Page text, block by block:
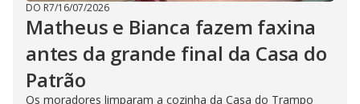
DO R7/16/07/2026
Matheus e Bianca fazem faxina
antes da grande final da Casa do
Patrão
Os moradores limparam a cozinha da Casa do Trampo